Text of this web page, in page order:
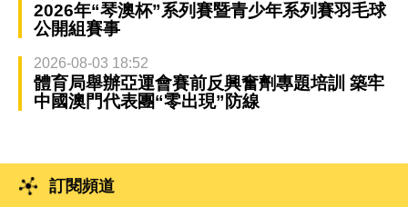
2026年“琴澳杯”系列賽暨青少年系列賽羽毛球
公開組賽事
2026-08-03 18:52
體育局舉辦亞運會賽前反興奮劑專題培訓 築牢
中國澳門代表團“零出現”防線
訂閱頻道